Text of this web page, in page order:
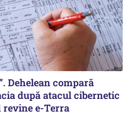
Dehelean compară
după atacul cibernetic
revine e-Terra